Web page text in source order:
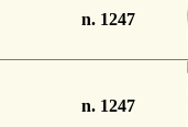
n. 1247
n. 1247